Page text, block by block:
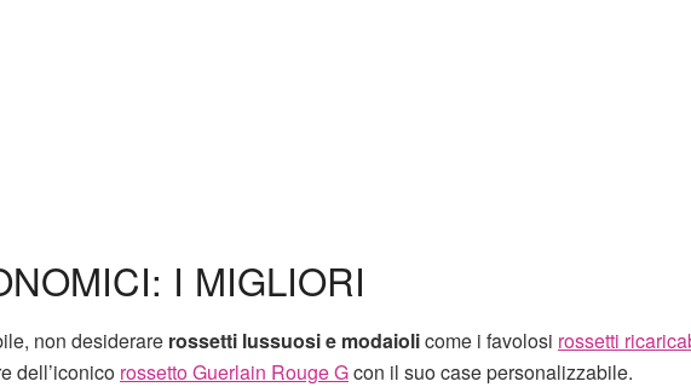
I MIGLIORI
non desiderare rossetti lussuosi e modaiolicome i favolosi rossetti
dell’iconico rossetto Guerlain Rouge Gcon il suo case personalizzabile.